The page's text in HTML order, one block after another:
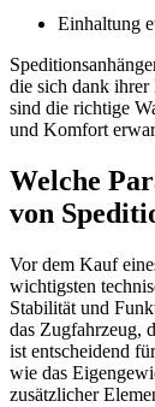
Einhaltung
die sich dank ihrer
sind die richtige
und Komfort
Welche
von
Vor dem Kauf
wichtigsten
Stabilität und
das Zugfahrzeug,
ist entscheidend
wie das
zusätzlicher